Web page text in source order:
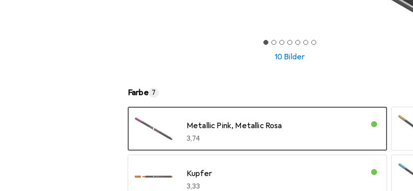
10 Bilder
Farbe 7
Metallic Pink, Metallic Rosa
EUR
3,74
Kupfer
EUR
3,33